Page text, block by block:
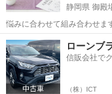
静岡県 御殿
悩みに合わせて組み合わせま
気サイクル、相…
静岡 御殿場市 御殿場
ローンブ
信販会社で
（株）ICT